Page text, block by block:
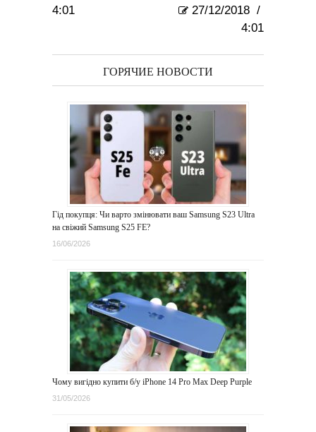
4:01
27/12/2018 /
4:01
ГОРЯЧИЕ НОВОСТИ
Гід покупця: Чи варто змінювати ваш Samsung S23 Ultra
на свіжий Samsung S25 FE?
16/06/2026
Чому вигідно купити б/у iPhone 14 Pro Max Deep Purple
31/05/2026